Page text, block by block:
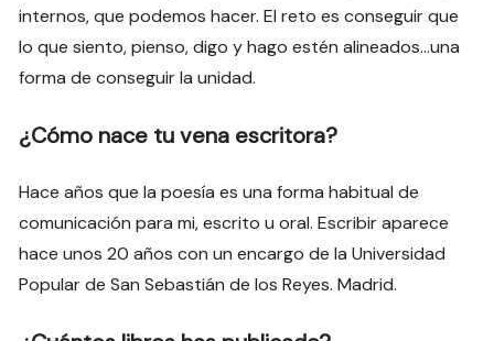
internos, que podemos hacer. El reto es conseguir que
lo que siento, pienso, digo y hago estén alineados…una
forma de conseguir la unidad.
¿Cómo nace tu vena escritora?
Hace años que la poesía es una forma habitual de
comunicación para mi, escrito u oral. Escribir aparece
hace unos 20 años con un encargo de la Universidad
Popular de San Sebastián de los Reyes. Madrid.